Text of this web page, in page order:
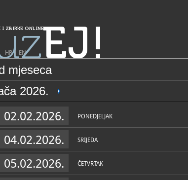
ZBIRKE ONLINEEJ!
HR| EN
mjeseca
2026.
02.02.2026. PONEDJELJAK
04.02.2026. SRIJEDA
05.02.2026. ČETVRTAK
Zagreb
zbirka -